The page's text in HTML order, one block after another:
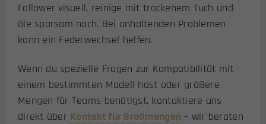
Follower visuell, reinige mit trockenem Tuch und
öle sparsam nach. Bei anhaltenden Problemen
kann ein Federwechsel helfen.
Wenn du spezielle Fragen zur Kompatibilität mit
einem bestimmten Modell hast oder größere
Mengen für Teams benötigst, kontaktiere uns
direkt über Kontakt für Großmengen – wir beraten